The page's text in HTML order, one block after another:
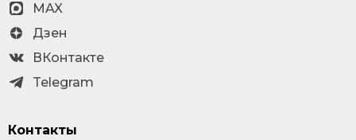
MAX
Дзен
ВКонтакте
Telegram
Контакты